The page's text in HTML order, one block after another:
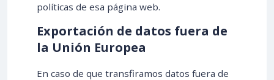
políticas de esa página web.
Exportación de datos fuera de
la Unión Europea
En caso de que transfiramos datos fuera de